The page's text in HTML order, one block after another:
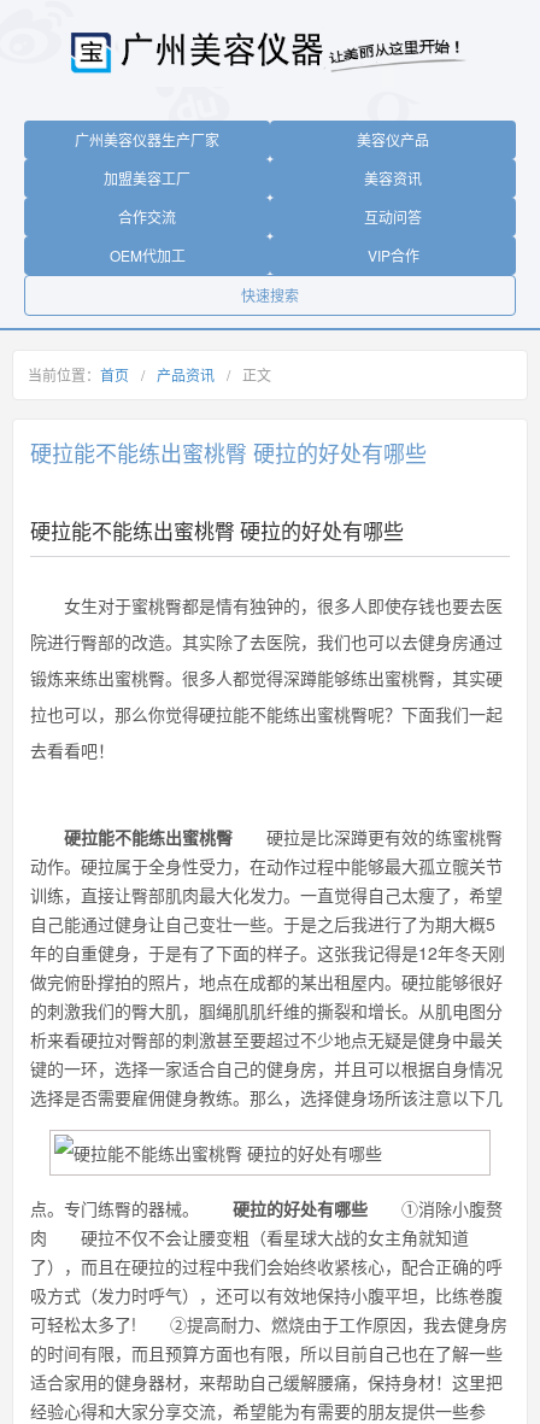
广州美容仪器生产厂家
美容仪产品
加盟美容工厂
美容资讯
合作交流
互动问答
OEM代加工
VIP合作
快速搜索
当前位置： 首页 / 产品资讯 / 正文
硬拉能不能练出蜜桃臀 硬拉的好处有哪些
硬拉能不能练出蜜桃臀 硬拉的好处有哪些
女生对于蜜桃臀都是情有独钟的，很多人即使存钱也要去医
院进行臀部的改造。其实除了去医院，我们也可以去健身房通过
锻炼来练出蜜桃臀。很多人都觉得深蹲能够练出蜜桃臀，其实硬
拉也可以，那么你觉得硬拉能不能练出蜜桃臀呢？下面我们一起
去看看吧！
硬拉能不能练出蜜桃臀 硬拉是比深蹲更有效的练蜜桃臀
动作。硬拉属于全身性受力，在动作过程中能够最大孤立髋关节
训练，直接让臀部肌肉最大化发力。一直觉得自己太瘦了，希望
自己能通过健身让自己变壮一些。于是之后我进行了为期大概5
年的自重健身，于是有了下面的样子。这张我记得是12年冬天刚
做完俯卧撑拍的照片，地点在成都的某出租屋内。硬拉能够很好
的刺激我们的臀大肌，腘绳肌肌纤维的撕裂和增长。从肌电图分
析来看硬拉对臀部的刺激甚至要超过不少地点无疑是健身中最关
键的一环，选择一家适合自己的健身房，并且可以根据自身情况
选择是否需要雇佣健身教练。那么，选择健身场所该注意以下几
点。专门练臀的器械。 硬拉的好处有哪些 ①消除小腹赘
肉 硬拉不仅不会让腰变粗（看星球大战的女主角就知道
了），而且在硬拉的过程中我们会始终收紧核心，配合正确的呼
吸方式（发力时呼气），还可以有效地保持小腹平坦，比练卷腹
可轻松太多了! ②提高耐力、燃烧由于工作原因，我去健身房
的时间有限，而且预算方面也有限，所以目前自己也在了解一些
适合家用的健身器材，来帮助自己缓解腰痛，保持身材！这里把
经验心得和大家分享交流，希望能为有需要的朋友提供一些参